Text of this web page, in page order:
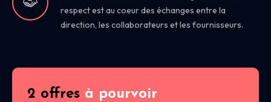
respect est au coeur des échanges entre la
direction, les collaborateurs et les fournisseurs.
2 offres à pourvoir